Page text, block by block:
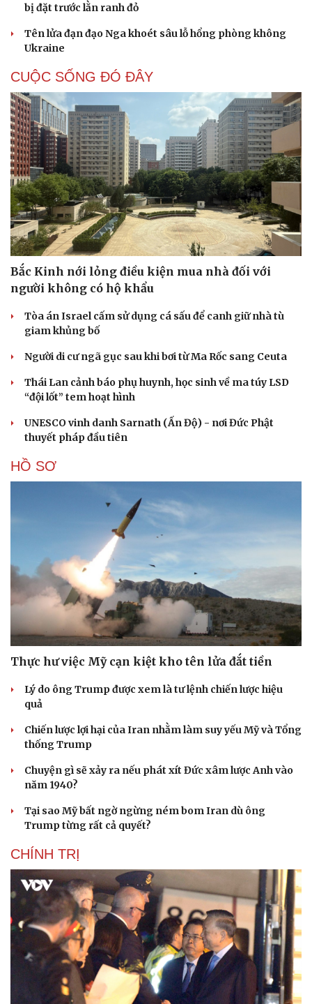
bị đặt trước lằn ranh đỏ
Tên lửa đạn đạo Nga khoét sâu lỗ hổng phòng không
Ukraine
CUỘC SỐNG ĐÓ ĐÂY
Bắc Kinh nới lỏng điều kiện mua nhà đối với
người không có hộ khẩu
Tòa án Israel cấm sử dụng cá sấu để canh giữ nhà tù
giam khủng bố
Người di cư ngã gục sau khi bơi từ Ma Rốc sang Ceuta
Thái Lan cảnh báo phụ huynh, học sinh về ma túy LSD
“đội lốt” tem hoạt hình
UNESCO vinh danh Sarnath (Ấn Độ) - nơi Đức Phật
thuyết pháp đầu tiên
HỒ SƠ
Thực hư việc Mỹ cạn kiệt kho tên lửa đắt tiền
Lý do ông Trump được xem là tư lệnh chiến lược hiệu
quả
Chiến lược lợi hại của Iran nhằm làm suy yếu Mỹ và Tổng
thống Trump
Chuyện gì sẽ xảy ra nếu phát xít Đức xâm lược Anh vào
năm 1940?
Tại sao Mỹ bất ngờ ngừng ném bom Iran dù ông
Trump từng rất cả quyết?
CHÍNH TRỊ